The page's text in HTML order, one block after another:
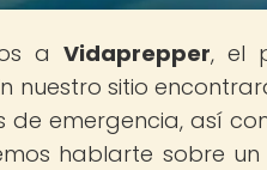
aVidaprepper, el
nuestro sitio
de emergencia, así
hablarte sobre